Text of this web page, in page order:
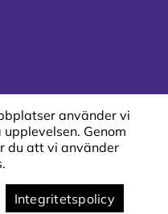
använder vi
Genom
du att vi använder
Integritetspolicy